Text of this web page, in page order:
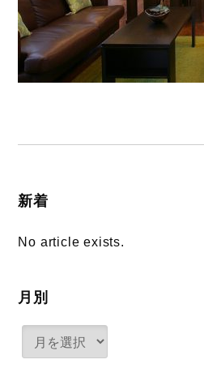
新着
No article exists.
月別